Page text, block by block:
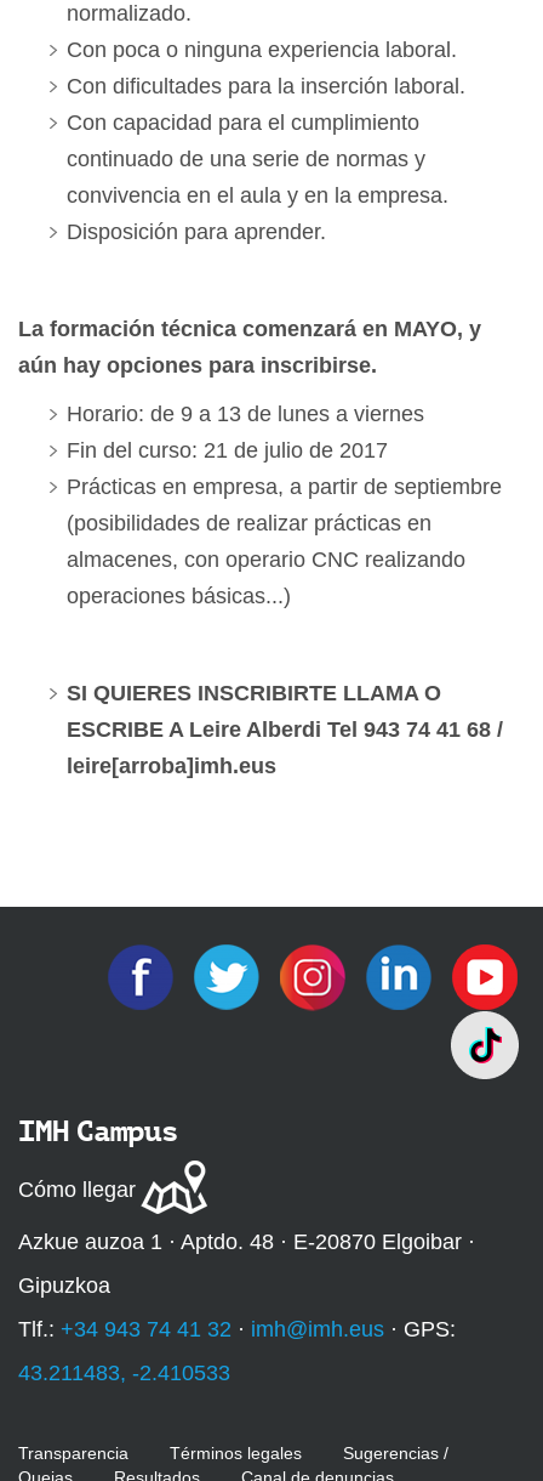
normalizado.
Con poca o ninguna experiencia laboral.
Con dificultades para la inserción laboral.
Con capacidad para el cumplimiento
continuado de una serie de normas y
convivencia en el aula y en la empresa.
Disposición para aprender.
La formación técnica comenzará en MAYO, y
aún hay opciones para inscribirse.
Horario: de 9 a 13 de lunes a viernes
Fin del curso: 21 de julio de 2017
Prácticas en empresa, a partir de septiembre
(posibilidades de realizar prácticas en
almacenes, con operario CNC realizando
operaciones básicas...)
SI QUIERES INSCRIBIRTE LLAMA O
ESCRIBE A Leire Alberdi Tel 943 74 41 68 /
leire[arroba]imh.eus
IMH Campus
Cómo llegar
Azkue auzoa 1 · Aptdo. 48 · E-20870 Elgoibar ·
Gipuzkoa
Tlf.: +34 943 74 41 32 · imh@imh.eus · GPS:
43.211483, -2.410533
Transparencia Términos legales
Sugerencias /